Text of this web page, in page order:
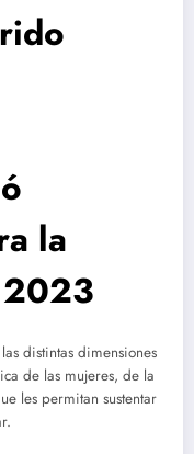
la
distintas dimensiones
de las mujeres, de la
les permitan sustentar